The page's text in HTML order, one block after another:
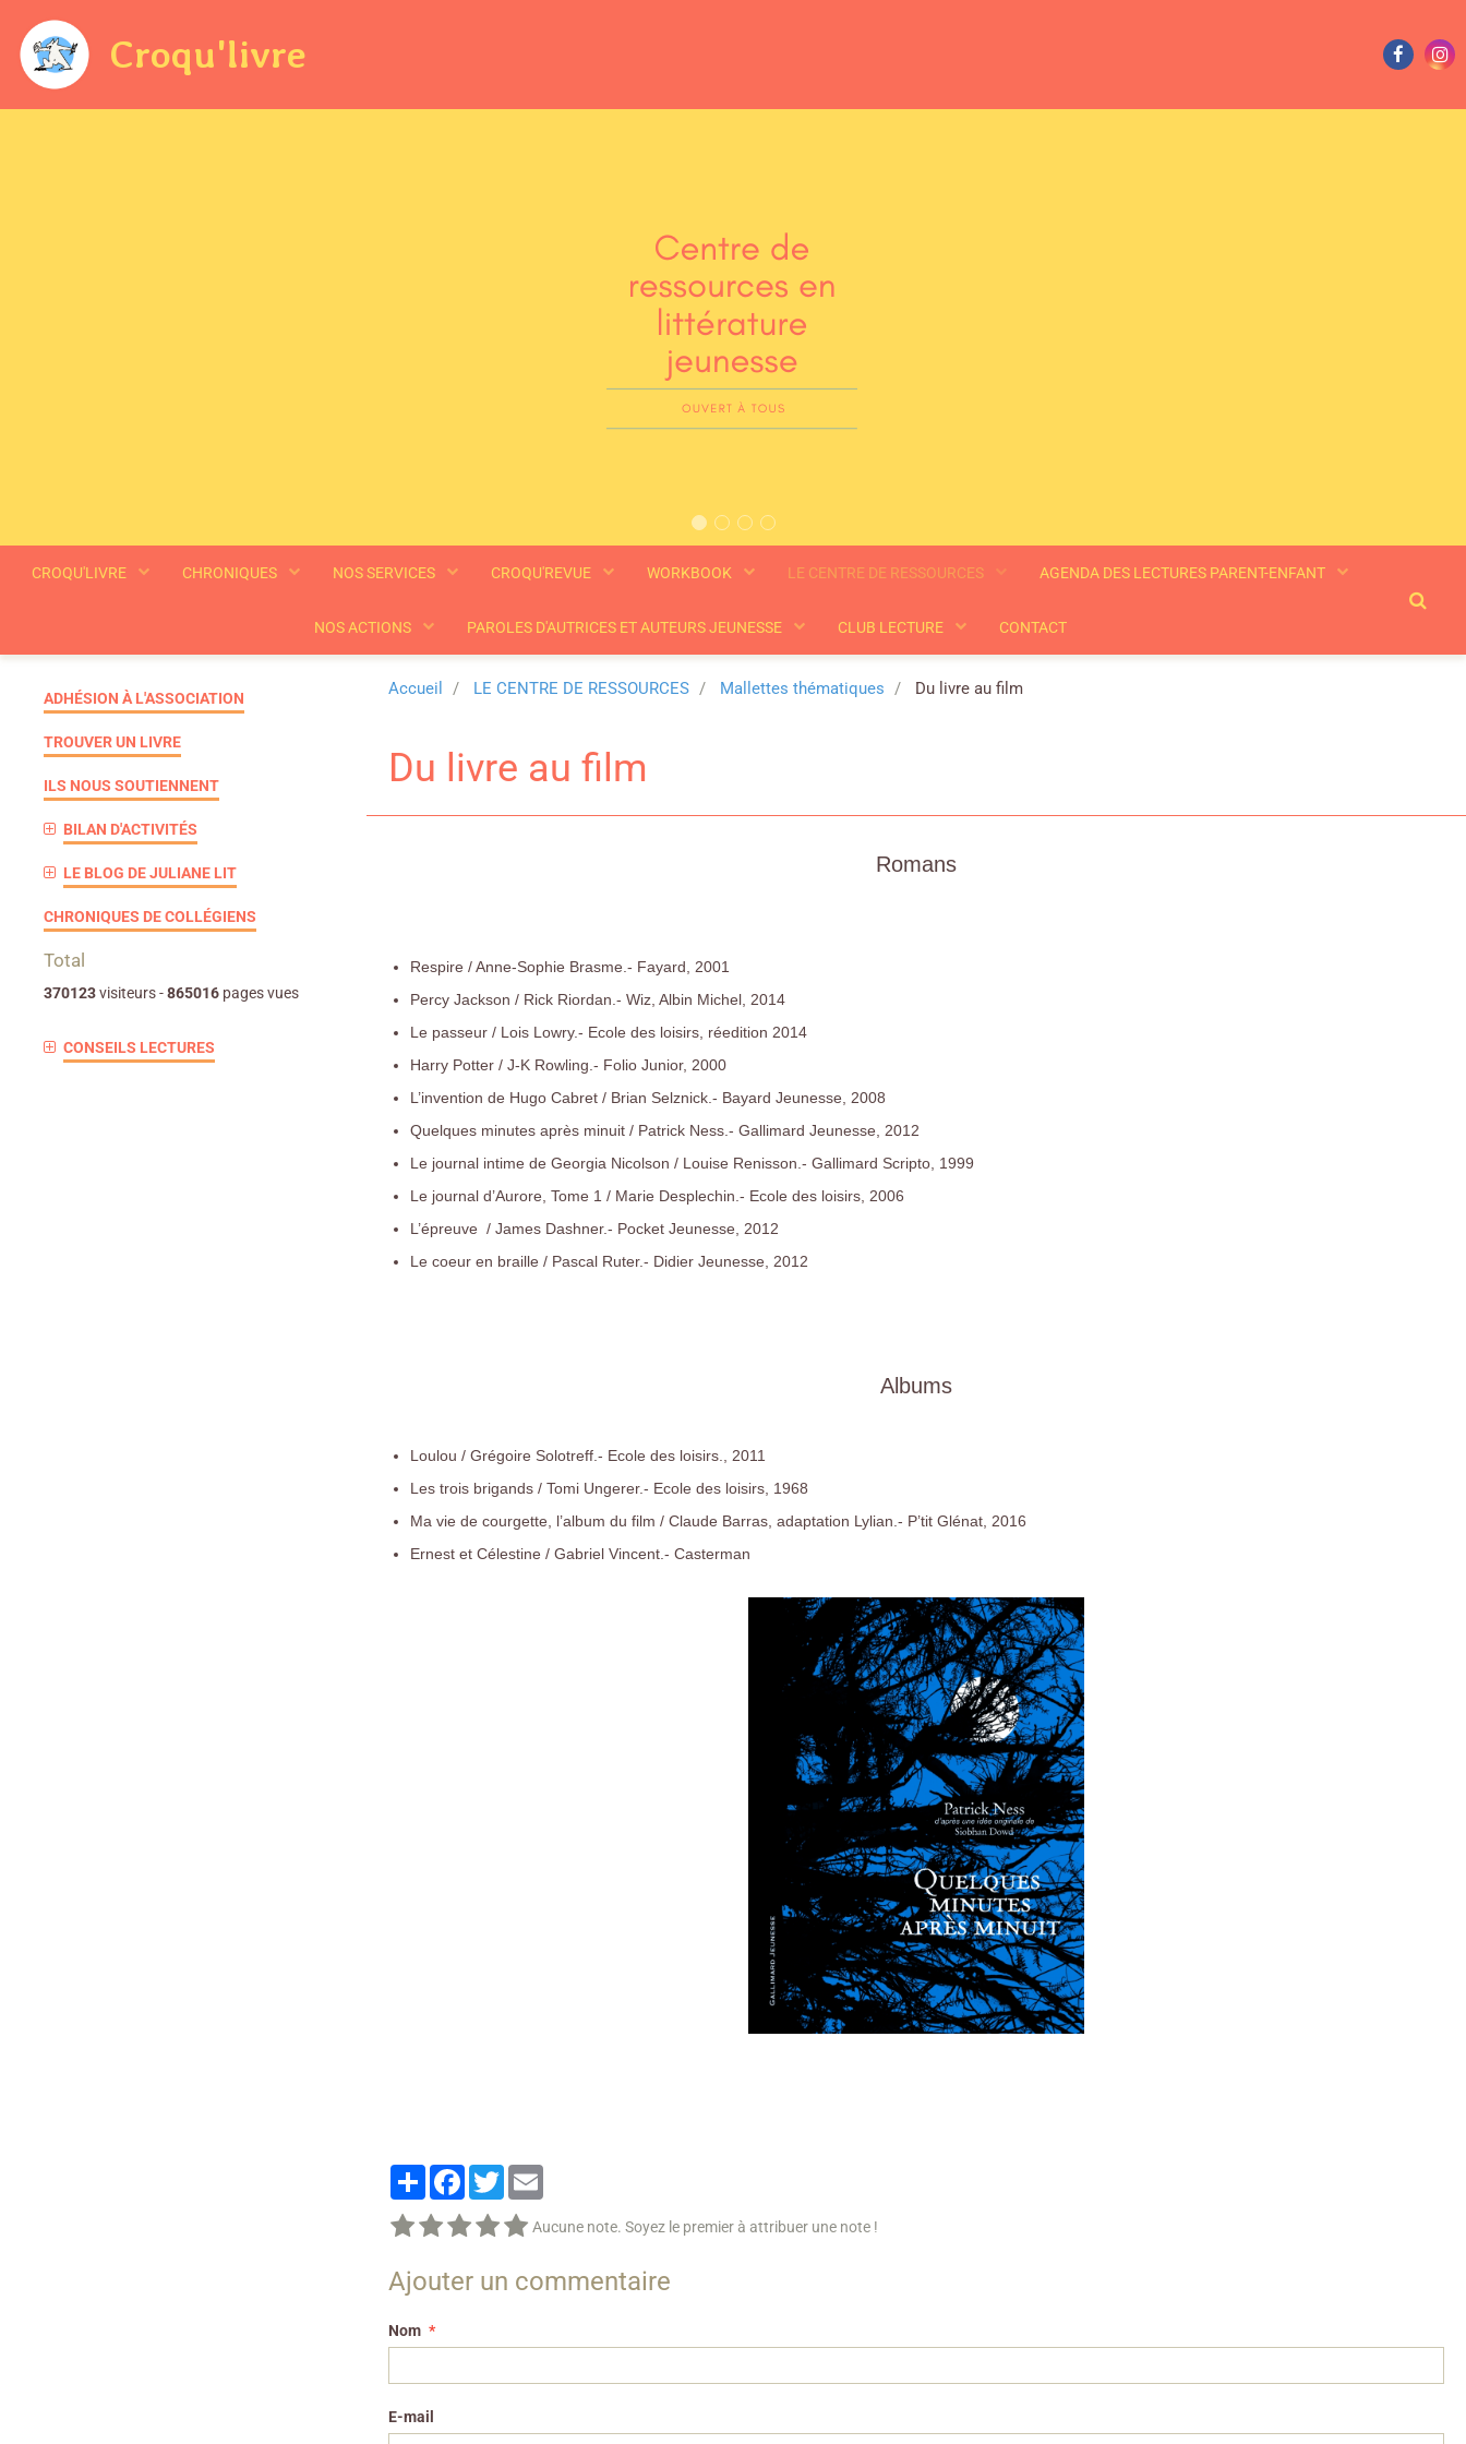
Croqu'livre
CROQU'LIVRE CHRONIQUES NOS SERVICES CROQU'REVUE WORKBOOK LE CENTRE DE RESSOURCES AGENDA DES LECTURES PARENT-ENFANT
NOS ACTIONS PAROLES D'AUTRICES ET AUTEURS JEUNESSE CLUB LECTURE CONTACT
Accueil LE CENTRE DE RESSOURCES Mallettes thématiques Du livre au film
Du livre au film
Romans
Respire / Anne-Sophie Brasme.- Fayard, 2001
Percy Jackson / Rick Riordan.- Wiz, Albin Michel, 2014
Le passeur / Lois Lowry.- Ecole des loisirs, réedition 2014
Harry Potter / J-K Rowling.- Folio Junior, 2000
L’invention de Hugo Cabret / Brian Selznick.- Bayard Jeunesse, 2008
Quelques minutes après minuit / Patrick Ness.- Gallimard Jeunesse, 2012
Le journal intime de Georgia Nicolson / Louise Renisson.- Gallimard Scripto, 1999
Le journal d’Aurore, Tome 1 / Marie Desplechin.- Ecole des loisirs, 2006
L’épreuve / James Dashner.- Pocket Jeunesse, 2012
Le coeur en braille / Pascal Ruter.- Didier Jeunesse, 2012
Albums
Loulou / Grégoire Solotreff.- Ecole des loisirs., 2011
Les trois brigands / Tomi Ungerer.- Ecole des loisirs, 1968
Ma vie de courgette, l’album du film / Claude Barras, adaptation Lylian.- P’tit Glénat, 2016
Ernest et Célestine / Gabriel Vincent.- Casterman
PartagerFacebook
Twitter
Aucune note. Soyez le premier à attribuer une note !
Ajouter un commentaire
Nom
E-mail
ADHÉSION À L'ASSOCIATION
TROUVER UN LIVRE
ILS NOUS SOUTIENNENT
BILAN D'ACTIVITÉS
LE BLOG DE JULIANE LIT
CHRONIQUES DE COLLÉGIENS
Total
370123visiteurs -865016 pages vues
CONSEILS LECTURES